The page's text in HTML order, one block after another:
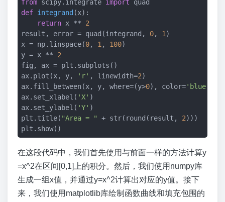
from scipy.integrate import
def integrand (x) :
return x ** 2
result, error = quad(integrand, 0, 1 )
x = np.linspace(0, 1 , 100)
y = x ** 2
fig, ax = plt.subplots()
ax.plot(x, y,
'r' , linewidth=2)
ax.fill_between(x, y, where=(y>0), color='blue'
ax.set_xlabel( 'X' )
ax.set_ylabel( 'Y' )
plt.title( "Area = " + str(round(result, 2)))
在这段代码中，我们首先使用与前面一样的方法计算y
=x^2在区间[0,1]上的积分。然后，我们使用numpy库
生成一组x值，并通过y=x^2计算出对应的y值。接下
来，我们使用matplotlib库绘制函数曲线和填充包围的